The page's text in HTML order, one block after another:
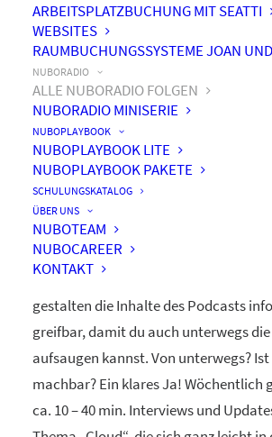
ARBEITSPLATZBUCHUNG MIT SEATTI
WEBSITES
RAUMBUCHUNGSSYSTEME JOAN
NUBORADIO
ALLE NUBORADIO FOLGEN
NUBORADIO MINISERIE
NUBOPLAYBOOK
NUBOPLAYBOOK LITE
NUBOPLAYBOOK PAKETE
SCHULUNGSKATALOG
ÜBER UNS
NUBOTEAM
NUBOCAREER
KONTAKT
by nuboworkers GmbH
Herzlich Willkommen! Du hast
ganz eigenenPodcast zur
Unsere beiden Moderatoren
gestalten die Inhalte des Podcasts
greifbar, damit du auch unterwegs
aufsaugen kannst. Von unterwegs? Ist
machbar? Ein klares Ja! Wöchentlich
ca. 10 – 40 min. Interviews und